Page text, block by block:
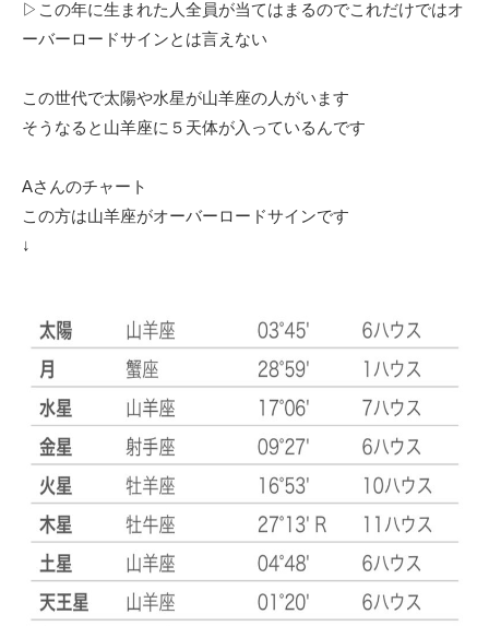
▷この年に生まれた人全員が当てはまるのでこれだけではオ
ーバーロードサインとは言えない
この世代で太陽や水星が山羊座の人がいます
そうなると山羊座に５天体が入っているんです
Aさんのチャート
この方は山羊座がオーバーロードサインです
↓